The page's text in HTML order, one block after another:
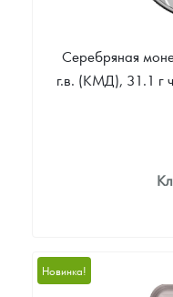
Серебряная
г.в. (КМД), 31.1 г
Новинка!